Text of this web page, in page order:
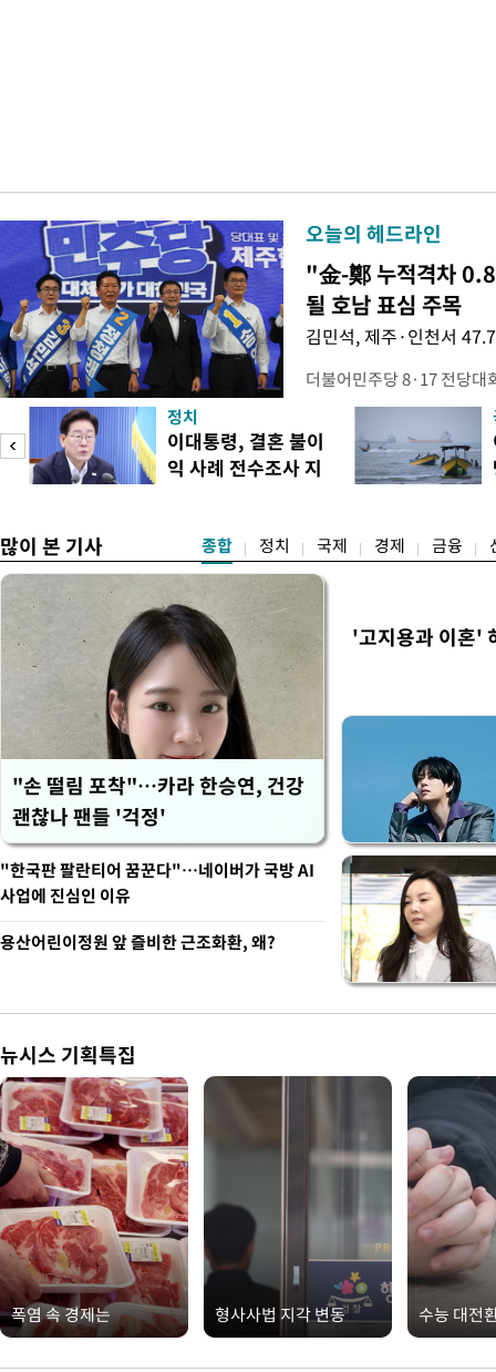
오늘의 헤드라인
"金-鄭 누적격차
될 호남 표심 주목
김민석, 제주·인천서
더불어민주당 8·17 전당대
보가 8일 제주·인천 지역
다. 앞서 정청래 후보 우세
·울산·경남 경선에서 1승
제주·인천 경선에서 이기
정치
이대통령, 결혼 불이
익 사례 전수조사 지
많이 본 기사 종합 정치 국제 경제 금융
"손 떨림 포착"…카라 한승연, 건강
괜찮나 팬들 '걱정'
'고지용과 이혼'
"한국판 팔란티어 꿈꾼다"…네이버가 국방 AI
사업에 진심인 이유
용산어린이정원 앞 즐비한 근조화환, 왜?
뉴시스 기획특집
폭염 속 경제는 형사사법 지각 변동 수능 대전